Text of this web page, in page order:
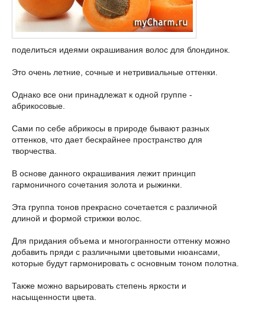
поделиться идеями окрашивания волос для блондинок.
Это очень летние, сочные и нетривиальные оттенки.
Однако все они принадлежат к одной группе -
абрикосовые.
Сами по себе абрикосы в природе бывают разных
оттенков, что дает бескрайнее пространство для
творчества.
В основе данного окрашивания лежит принцип
гармоничного сочетания золота и рыжинки.
Эта группа тонов прекрасно сочетается с различной
длиной и формой стрижки волос.
Для придания объема и многогранности оттенку можно
добавить пряди с различными цветовыми нюансами,
которые будут гармонировать с основным тоном полотна.
Также можно варьировать степень яркости и
насыщенности цвета.